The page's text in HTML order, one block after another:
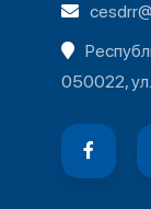
050022,